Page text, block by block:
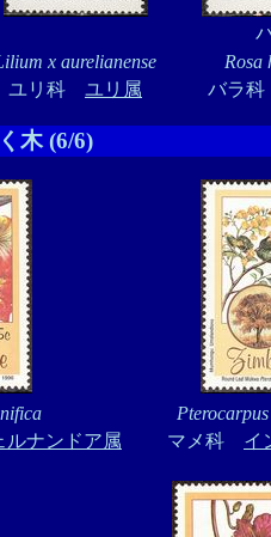
x aurelianense
Rosa
ユリ科 ユリ属 バラ
木 (6/6)
ルナンドア属 マメ科 イ